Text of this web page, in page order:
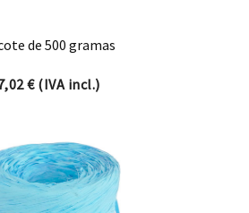
de 500 gramas
€(IVA incl.)